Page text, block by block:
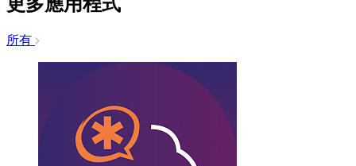
更多應用程式
所有